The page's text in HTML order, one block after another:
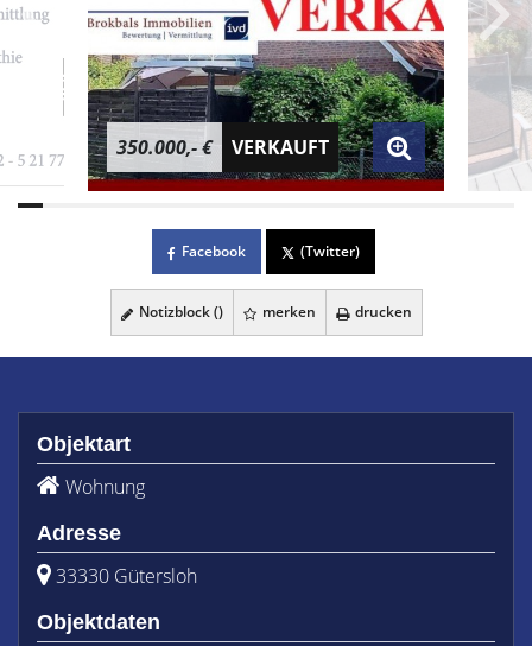
350.000,- € VERKAUFT
Facebook (Twitter)
Notizblock () merken drucken
Objektart
Wohnung
Adresse
33330 Gütersloh
Objektdaten